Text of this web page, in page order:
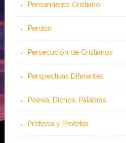
Pensamiento Cristiano
Perdón
Persecución de Cristianos
Perspectivas Diferentes
Poesía, Dichos, Palabras
Profecía y Profetas